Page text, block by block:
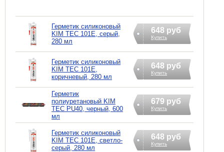
Герметик силиконовый
KIM TEC 101Е, серый,
280 мл
648 руб
Купить
Герметик силиконовый
KIM TEC 101Е,
коричневый, 280 мл
648 руб
Купить
Герметик
полиуретановый KIM
TEC PU40, черный, 600
мл
679 руб
Купить
Герметик силиконовый
KIM TEC 101Е, светло-
серый, 280 мл
648 руб
Купить